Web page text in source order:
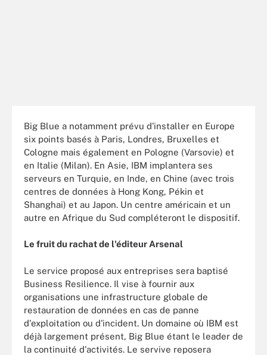
Big Blue a notamment prévu d’installer en Europe
six points basés à Paris, Londres, Bruxelles et
Cologne mais également en Pologne (Varsovie) et
en Italie (Milan). En Asie, IBM implantera ses
serveurs en Turquie, en Inde, en Chine (avec trois
centres de données à Hong Kong, Pékin et
Shanghai) et au Japon. Un centre américain et un
autre en Afrique du Sud compléteront le dispositif.
Le fruit du rachat de l'éditeur Arsenal
Le service proposé aux entreprises sera baptisé
Business Resilience. Il vise à fournir aux
organisations une infrastructure globale de
restauration de données en cas de panne
d'exploitation ou d'incident. Un domaine où IBM est
déjà largement présent, Big Blue étant le leader de
la continuité d'activités. Le servive reposera